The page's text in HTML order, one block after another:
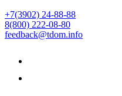
+7(3902) 24-88-88
8(800) 222-08-80
feedback@tdom.info